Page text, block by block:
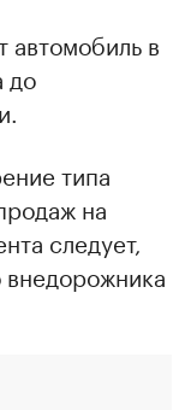
автомобиль в
до
типа
на
следует,
внедорожника